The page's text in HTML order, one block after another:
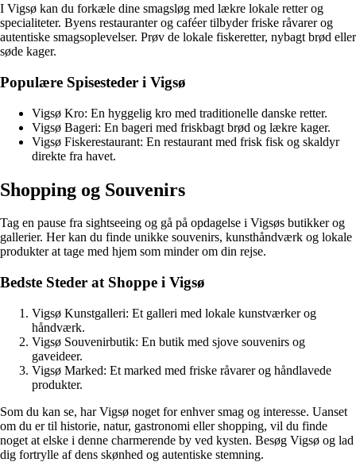
I Vigsø kan du forkæle dine smagsløg med lækre lokale retter og
specialiteter. Byens restauranter og caféer tilbyder friske råvarer og
autentiske smagsoplevelser. Prøv de lokale fiskeretter, nybagt brød eller
søde kager.
Populære Spisesteder i Vigsø
Vigsø Kro: En hyggelig kro med traditionelle danske retter.
Vigsø Bageri: En bageri med friskbagt brød og lækre kager.
Vigsø Fiskerestaurant: En restaurant med frisk fisk og skaldyr
direkte fra havet.
Shopping og Souvenirs
Tag en pause fra sightseeing og gå på opdagelse i Vigsøs butikker og
gallerier. Her kan du finde unikke souvenirs, kunsthåndværk og lokale
produkter at tage med hjem som minder om din rejse.
Bedste Steder at Shoppe i Vigsø
Vigsø Kunstgalleri: Et galleri med lokale kunstværker og
håndværk.
Vigsø Souvenirbutik: En butik med sjove souvenirs og
gaveideer.
Vigsø Marked: Et marked med friske råvarer og håndlavede
produkter.
Som du kan se, har Vigsø noget for enhver smag og interesse. Uanset
om du er til historie, natur, gastronomi eller shopping, vil du finde
noget at elske i denne charmerende by ved kysten. Besøg Vigsø og lad
dig fortrylle af dens skønhed og autentiske stemning.